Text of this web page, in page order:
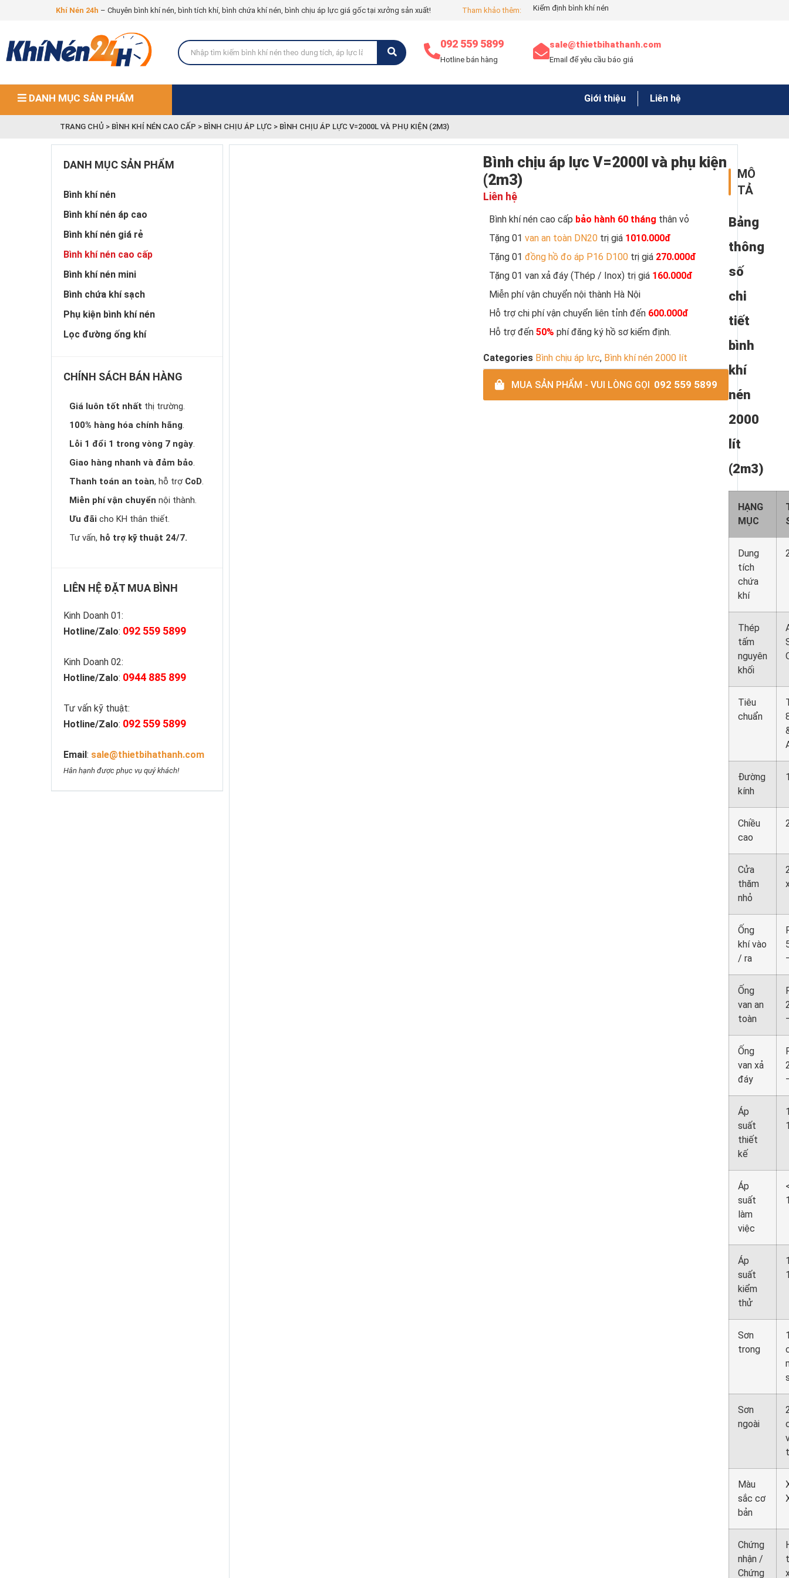
Khí Nén 24h – Chuyên bình khí nén, bình tích khí, bình chứa khí nén, bình chịu áp lực giá gốc tại xưởng sản xuất! Tham khảo thêm: Kiểm định bình khí nén
092 559 5899
Hotline bán hàng
sale@thietbihathanh.com
Email để yêu cầu báo giá
DANH MỤC SẢN PHẨM Giới thiệu Liên hệ
TRANG CHỦ > BÌNH KHÍ NÉN CAO CẤP > BÌNH CHỊU ÁP LỰC > BÌNH CHỊU ÁP LỰC V=2000L VÀ PHỤ KIỆN (2M3)
DANH MỤC SẢN PHẨM
Bình khí nén
Bình khí nén áp cao
Bình khí nén giá rẻ
Bình khí nén cao cấp
Bình khí nén mini
Bình chứa khí sạch
Phụ kiện bình khí nén
Lọc đường ống khí
CHÍNH SÁCH BÁN HÀNG
Giá luôn tốt nhất thị trường.
100% hàng hóa chính hãng.
Lỗi 1 đổi 1 trong vòng 7 ngày.
Giao hàng nhanh và đảm bảo.
Thanh toán an toàn, hỗ trợ CoD.
Miễn phí vận chuyển nội thành.
Ưu đãi cho KH thân thiết.
Tư vấn, hỗ trợ kỹ thuật 24/7.
LIÊN HỆ ĐẶT MUA BÌNH
Kinh Doanh 01:
Hotline/Zalo: 092 559 5899
Kinh Doanh 02:
Hotline/Zalo: 0944 885 899
Tư vấn kỹ thuật:
Hotline/Zalo: 092 559 5899
Email: sale@thietbihathanh.com
Hân hạnh được phục vụ quý khách!
Bình chịu áp lực V=2000l và phụ kiện
(2m3)
Liên hệ
Bình khí nén cao cấp bảo hành 60 tháng thân vỏ
Tặng 01van an toàn DN20 trị giá 1010.000đ
Tặng 01đồng hồ đo áp P16 D100 trị giá 270.000đ
Tặng 01 van xả đáy (Thép / Inox) trị giá 160.000đ
Miễn phí vận chuyển nội thành Hà Nội
Hỗ trợ chi phí vận chuyển liên tỉnh đến 600.000đ
Hỗ trợ đến50% phí đăng ký hồ sơ kiểm định.
Categories Bình chịu áp lực, Bình khí nén 2000 lít
MUA SẢN PHẨM - VUI LÒNG GỌI 092 559 5899
MÔ
TẢ
Bảng
thông
số
chi
tiết
bình
khí
nén
2000
lít
(2m3)
HẠNG
MỤC
Dung
tích
chứa
khí
Thép
tấm
nguyên
khối
Tiêu
chuẩn
Đường
kính
Chiều
cao
Cửa
thăm
nhỏ
Ống
khí vào
/ ra
Ống
van an
toàn
Ống
van xả
đáy
Áp
suất
thiết
kế
Áp
suất
làm
việc
Áp
suất
kiểm
thử
Sơn
trong
Sơn
ngoài
Màu
sắc cơ
bản
Chứng
nhận /
Chứng